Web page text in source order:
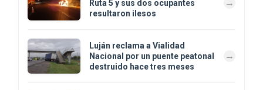
Ruta 5 y sus dos ocupantes
resultaron ilesos
Luján reclama a Vialidad
Nacional por un puente peatonal
destruido hace tres meses